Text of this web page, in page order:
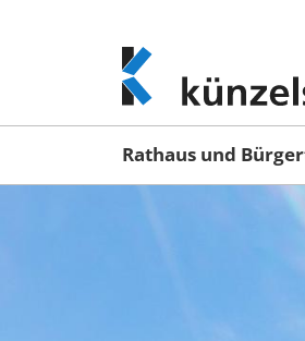
www.kuenzelsau.de
(zur
Startseite)
Rathaus und